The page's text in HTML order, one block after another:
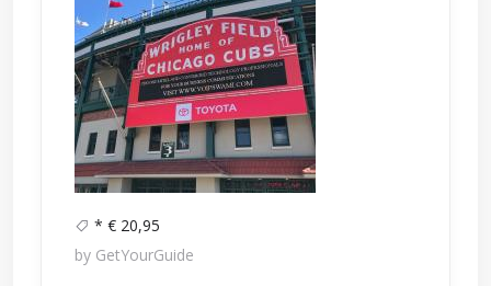
* € 20,95
by GetYourGuide